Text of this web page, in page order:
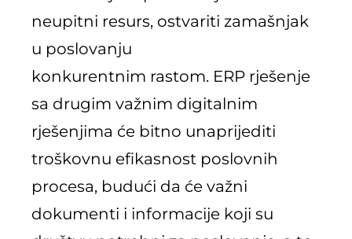
neupitni resurs, ostvariti zamašnjak
u poslovanju
konkurentnim rastom. ERP rješenje
sa drugim važnim digitalnim
rješenjima će bitno unaprijediti
troškovnu efikasnost poslovnih
procesa, budući da će važni
dokumenti i informacije koji su